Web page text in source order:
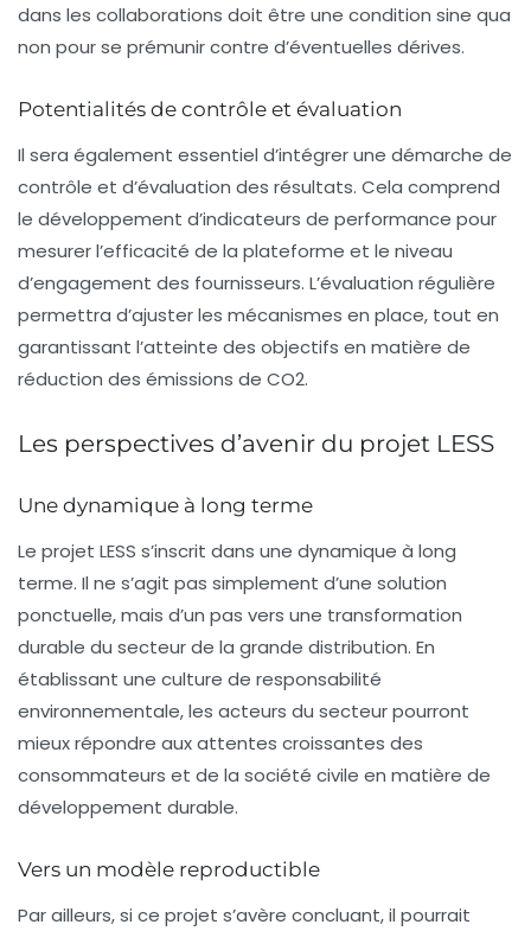
dans les collaborations doit être une condition sine qua
non pour se prémunir contre d’éventuelles dérives.
Potentialités de contrôle et évaluation
Il sera également essentiel d’intégrer une démarche de
contrôle et d’évaluation des résultats. Cela comprend
le développement d’indicateurs de performance pour
mesurer l’efficacité de la plateforme et le niveau
d’engagement des fournisseurs. L’évaluation régulière
permettra d’ajuster les mécanismes en place, tout en
garantissant l’atteinte des objectifs en matière de
réduction des émissions de CO2.
Les perspectives d’avenir du projet LESS
Une dynamique à long terme
Le projet LESS s’inscrit dans une dynamique à long
terme. Il ne s’agit pas simplement d’une solution
ponctuelle, mais d’un pas vers une transformation
durable du secteur de la grande distribution. En
établissant une culture de responsabilité
environnementale, les acteurs du secteur pourront
mieux répondre aux attentes croissantes des
consommateurs et de la société civile en matière de
développement durable.
Vers un modèle reproductible
Par ailleurs, si ce projet s’avère concluant, il pourrait